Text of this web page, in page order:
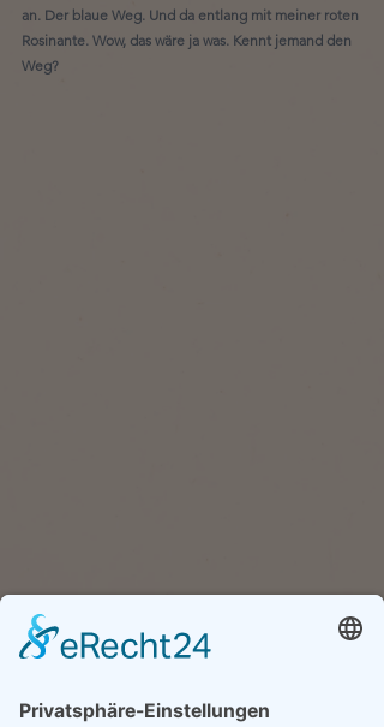
an. Der blaue Weg. Und da entlang mit meiner roten
Rosinante. Wow, das wäre ja was. Kennt jemand den
Weg?